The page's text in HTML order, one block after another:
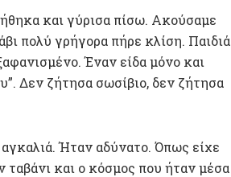
και γύρισα πίσω. Ακούσαμε
πολύ γρήγορα πήρε κλίση. Παιδιά
Έναν είδα μόνο και
Δεν ζήτησα σωσίβιο, δεν ζήτησα
Ήταν αδύνατο. Όπως είχε
ταβάνι και ο κόσμος που ήταν μέσα